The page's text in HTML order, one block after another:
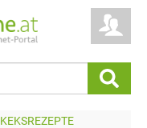
KEKSREZEPTE